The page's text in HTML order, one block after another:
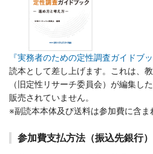
『実務者のための定性調査ガイドブ
読本として差し上げます。これは、
（旧定性リサーチ委員会）が編集し
販売されていません。
※副読本本体及び送料は参加費に含ま
参加費支払方法（振込先銀行）